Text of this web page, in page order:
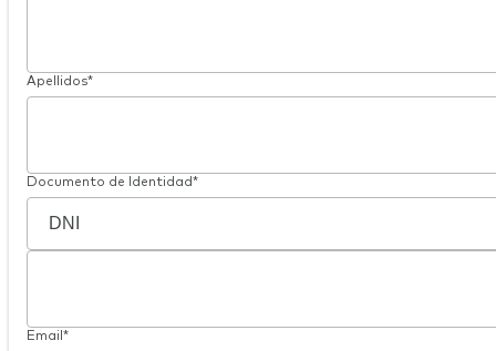
Apellidos*
Documento de Identidad*
Email*